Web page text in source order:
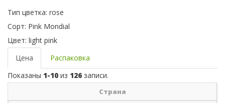
Тип цветка: rose
Сорт: Pink Mondial
Цвет: light pink
Цена
Распаковка
Показаны 1-10 из 126 записи.
Страна